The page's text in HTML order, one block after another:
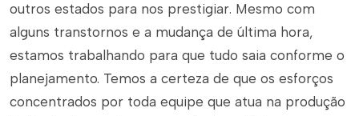
outros estados para nos prestigiar. Mesmo com
alguns transtornos e a mudança de última hora,
estamos trabalhando para que tudo saia conforme o
planejamento. Temos a certeza de que os esforços
concentrados por toda equipe que atua na produção